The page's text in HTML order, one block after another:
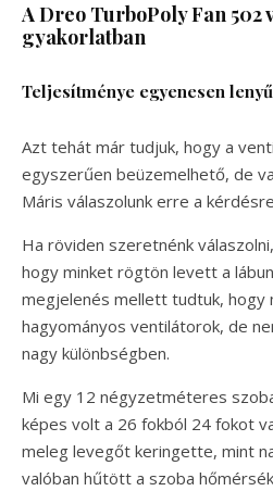
A Dreo TurboPoly Fan 502
gyakorlatban
Teljesítménye egyenesen
Azt tehát már tudjuk, hogy a
egyszerűen beüzemelhető, de
Máris válaszolunk erre a
Ha röviden szeretnénk
hogy minket rögtön levett a
megjelenés mellett tudtuk, hogy
hagyományos ventilátorok, de
nagy különbségben.
Mi egy 12 négyzetméteres
képes volt a 26 fokból 24 fokot
meleg levegőt keringette, mint
valóban hűtött a szoba